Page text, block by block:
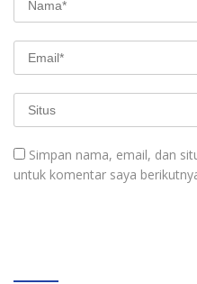
Simpan nama, email, dan
untuk komentar saya